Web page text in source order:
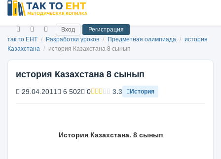
Вход
Регистрация
так то ЕНТ / Разработки уроков / Предметная олимпиада / история
Казахстана / история Казахстана 8 сынып
история Казахстана 8 сынып
29.04.2011 6 502 0 3.3 История
История Казахстана. 8 сынып